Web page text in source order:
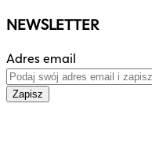
NEWSLETTER
Adres email
Zapisz